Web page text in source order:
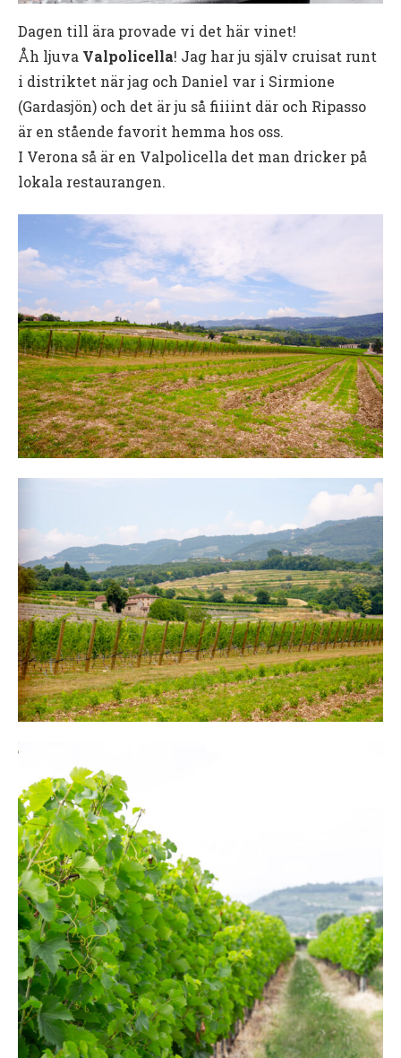
Dagen till ära provade vi det här vinet!
Åh ljuva Valpolicella! Jag har ju själv cruisat runt
i distriktet när jag och Daniel var i Sirmione
(Gardasjön) och det är ju så fiiiint där och Ripasso
är en stående favorit hemma hos oss.
I Verona så är en Valpolicella det man dricker på
lokala restaurangen.